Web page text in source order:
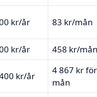
kr/år 83 kr/mån
kr/år 458 kr/
kr/år
4 867 kr
mån